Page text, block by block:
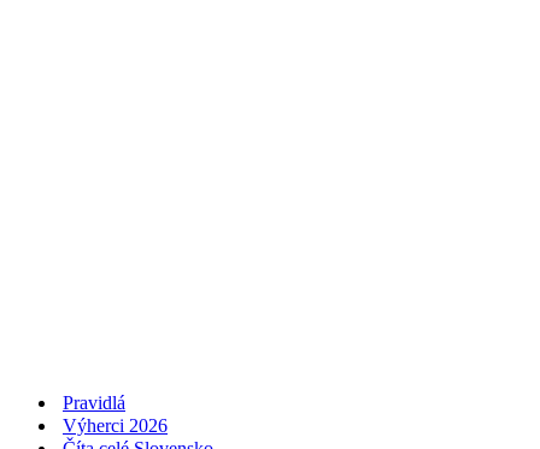
Pravidlá
Výherci 2026